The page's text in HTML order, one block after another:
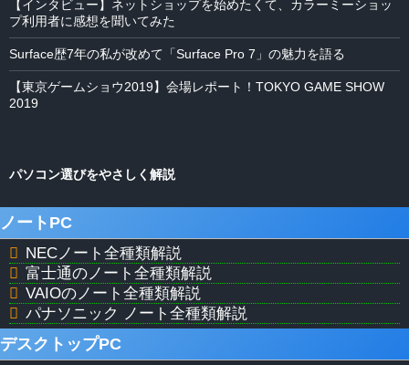
【インタビュー】ネットショップを始めたくて、カラーミーショッ
プ利用者に感想を聞いてみた
Surface歴7年の私が改めて「Surface Pro 7」の魅力を語る
【東京ゲームショウ2019】会場レポート！TOKYO GAME SHOW
2019
パソコン選びをやさしく解説
ノートPC
NECノート全種類解説
富士通のノート全種類解説
VAIOのノート全種類解説
パナソニック ノート全種類解説
デスクトップPC